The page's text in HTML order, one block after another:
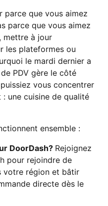
parce que vous aimez
parce que vous aimez
mettre à jour
les plateformes ou
le mardi dernier a
PDV gère le côté
vous concentrer
une cuisine de qualité
ensemble :
DoorDash? Rejoignez
pour rejoindre de
votre région et bâtir
directe dès le